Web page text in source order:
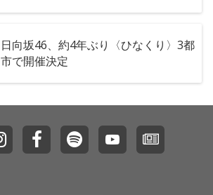
日向坂46、約4年ぶり〈ひなくり〉3都
市で開催決定